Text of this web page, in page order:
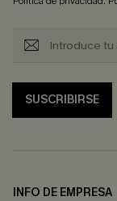
SUSCRIBIRSE
INFO DE EMPRESA